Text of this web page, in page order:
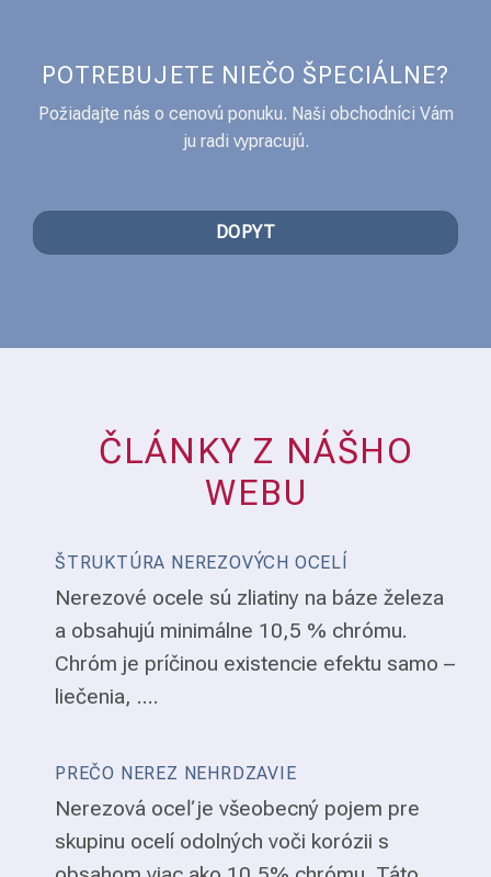
POTREBUJETE NIEČO ŠPECIÁLNE?
Požiadajte nás o cenovú ponuku. Naši obchodníci Vám
ju radi vypracujú.
DOPYT
ČLÁNKY Z NÁŠHO
WEBU
ŠTRUKTÚRA NEREZOVÝCH OCELÍ
Nerezové ocele sú zliatiny na báze železa
a obsahujú minimálne 10,5 % chrómu.
Chróm je príčinou existencie efektu samo –
liečenia, ....
PREČO NEREZ NEHRDZAVIE
Nerezová oceľ je všeobecný pojem pre
skupinu ocelí odolných voči korózii s